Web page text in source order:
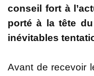
conseil fort à
porté à la tête
inévitables
Avant de recevoir